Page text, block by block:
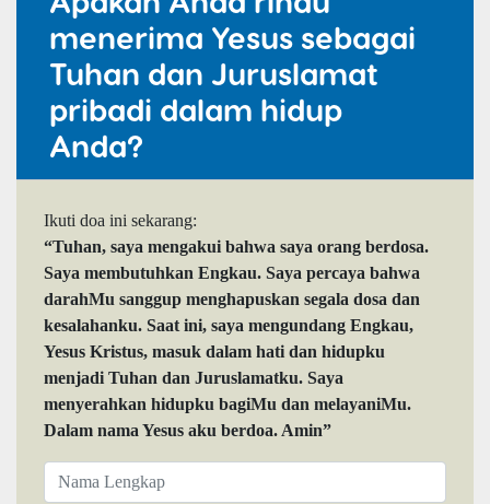
menerima Yesus sebagai
Tuhan dan Juruslamat
pribadi dalam hidup
Anda?
Ikuti doa ini sekarang:
“Tuhan, saya mengakui bahwa saya orang berdosa.
Saya membutuhkan Engkau. Saya percaya bahwa
darahMu sanggup menghapuskan segala dosa dan
kesalahanku. Saat ini, saya mengundang Engkau,
Yesus Kristus, masuk dalam hati dan hidupku
menjadi Tuhan dan Juruslamatku. Saya
menyerahkan hidupku bagiMu dan melayaniMu.
Dalam nama Yesus aku berdoa. Amin”